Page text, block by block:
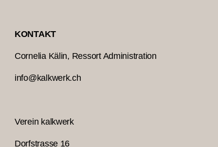
KONTAKT
Cornelia Kälin, Ressort Administration
info@kalkwerk.ch
Verein kalkwerk
Dorfstrasse 16